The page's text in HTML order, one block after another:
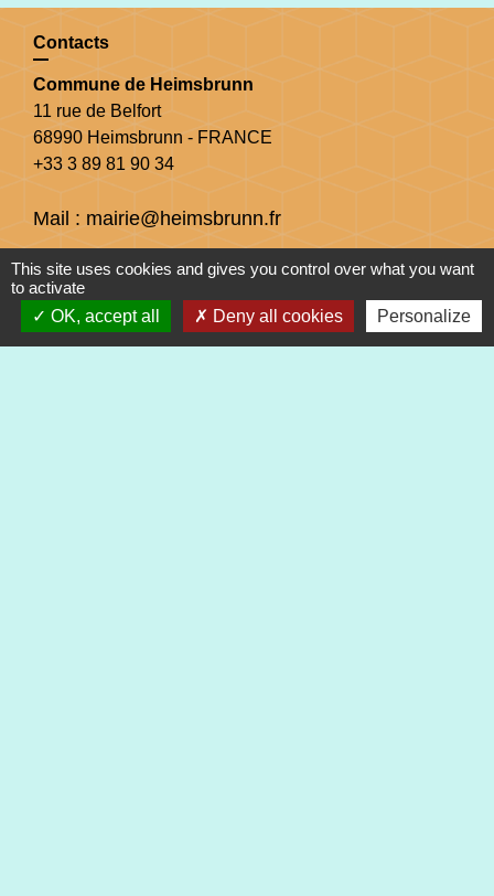
Contacts
Commune de Heimsbrunn
11 rue de Belfort
68990 Heimsbrunn - FRANCE
+33 3 89 81 90 34
Mail : mairie@heimsbrunn.fr
Horaires d'ouverture:
Jusqu'au 31 août :
This site uses cookies and gives you control over what you want
to activate
OK, accept all
Deny all cookies Personalize